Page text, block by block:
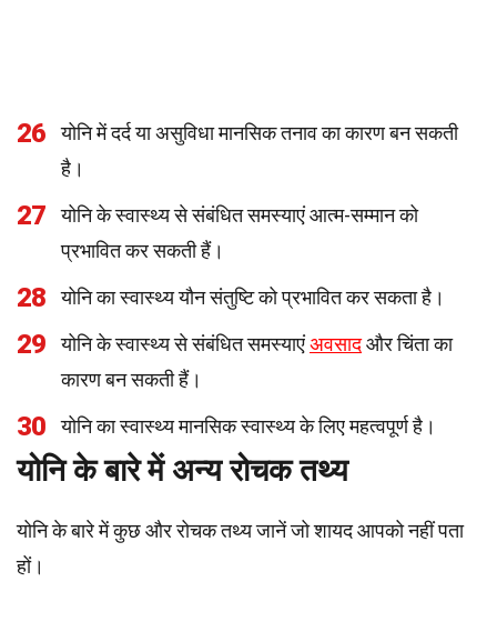
26
योनि में दर्द या असुविधा मानसिक तनाव का कारण बन सकती
है।
27
योनि के स्वास्थ्य से संबंधित समस्याएं आत्म-सम्मान को
प्रभावित कर सकती हैं।
28 योनि का स्वास्थ्य यौन संतुष्टि को प्रभावित कर सकता है।
29 योनि के स्वास्थ्य से संबंधित समस्याएंअवसादऔर चिंता का
कारण बन सकती हैं।
30 योनि का स्वास्थ्य मानसिक स्वास्थ्य के लिए महत्वपूर्ण है।
योनि के बारे में अन्य रोचक तथ्य
योनि के बारे में कुछ और रोचक तथ्य जानें जो शायद आपको नहीं पता
हों।